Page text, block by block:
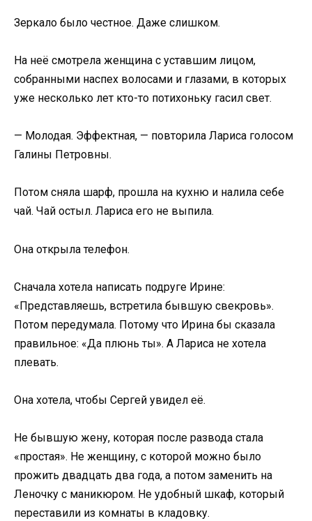
Зеркало было честное. Даже слишком.
На неё смотрела женщина с уставшим лицом,
собранными наспех волосами и глазами, в которых
уже несколько лет кто-то потихоньку гасил свет.
— Молодая. Эффектная, — повторила Лариса голосом
Галины Петровны.
Потом сняла шарф, прошла на кухню и налила себе
чай. Чай остыл. Лариса его не выпила.
Она открыла телефон.
Сначала хотела написать подруге Ирине:
«Представляешь, встретила бывшую свекровь».
Потом передумала. Потому что Ирина бы сказала
правильное: «Да плюнь ты». А Лариса не хотела
плевать.
Она хотела, чтобы Сергей увидел её.
Не бывшую жену, которая после развода стала
«простая». Не женщину, с которой можно было
прожить двадцать два года, а потом заменить на
Леночку с маникюром. Не удобный шкаф, который
переставили из комнаты в кладовку.